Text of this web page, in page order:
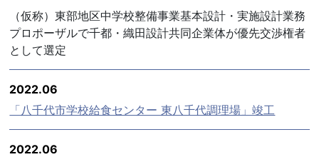
（仮称）東部地区中学校整備事業基本設計・実施設計業務
プロポーザルで千都・織田設計共同企業体が優先交渉権者
として選定
2022.06
「八千代市学校給食センター 東八千代調理場」竣工
2022.06